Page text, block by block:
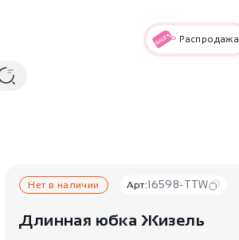
Распродажа
Нет в наличии Арт:16598-TTW
Длинная юбка Жизель